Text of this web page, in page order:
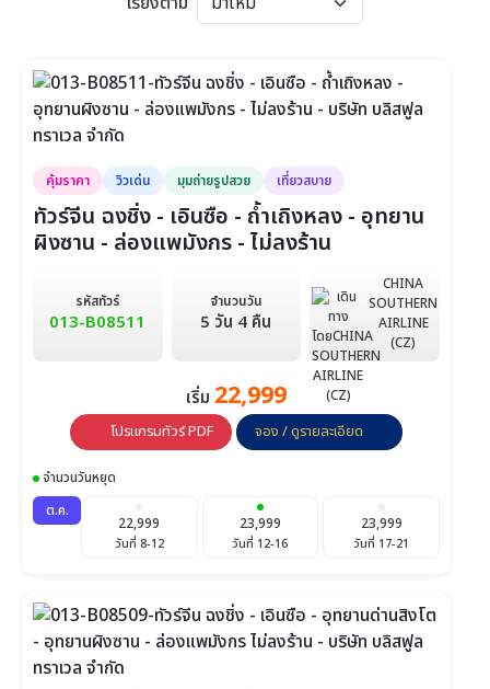
คุ้มราคา วิวเด่น มุมถ่ายรูปสวย เที่ยวสบาย
ทัวร์จีน ฉงชิ่ง - เอินซือ - ถ้ำเถิงหลง - อุทยาน
ผิงซาน - ล่องแพมังกร - ไม่ลงร้าน
รหัสทัวร์
013-B08511
จำนวนวัน
5 วัน 4 คืน
CHINA
SOUTHERN
AIRLINE
(CZ)
เริ่ม 22,999
โปรแกรมทัวร์ PDF จอง / ดูรายละเอียด
จำนวนวันหยุด
ต.ค.
22,999
วันที่ 8-12
23,999
วันที่ 12-16
23,999
วันที่ 17-21